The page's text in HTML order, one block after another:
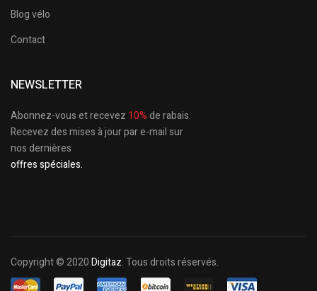
Blog vélo
Contact
NEWSLETTER
Abonnez-vous et recevez 10%de rabais.
Recevez des mises à jour par e-mail sur
nos dernières
offres spéciales.
Copyright © 2020Digitaz. Tous droits réservés.